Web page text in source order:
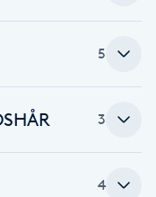
5
3
4